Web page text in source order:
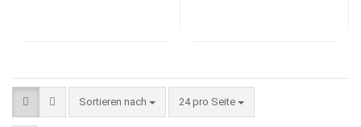
Sortieren nach
Sortieren nach 24 pro Seite
pro Seite